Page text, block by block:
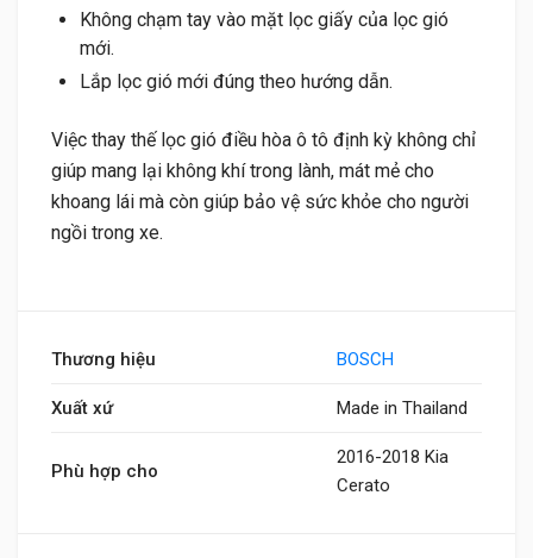
Không chạm tay vào mặt lọc giấy của lọc gió
mới.
Lắp lọc gió mới đúng theo hướng dẫn.
Việc thay thế lọc gió điều hòa ô tô định kỳ không chỉ
giúp mang lại không khí trong lành, mát mẻ cho
khoang lái mà còn giúp bảo vệ sức khỏe cho người
ngồi trong xe.
Thương hiệu BOSCH
Xuất xứ Made in Thailand
Phù hợp cho
2016-2018 Kia
Cerato